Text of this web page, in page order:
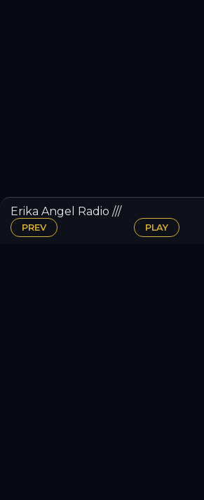
Erika Angel Radio ///
PREV PLAY